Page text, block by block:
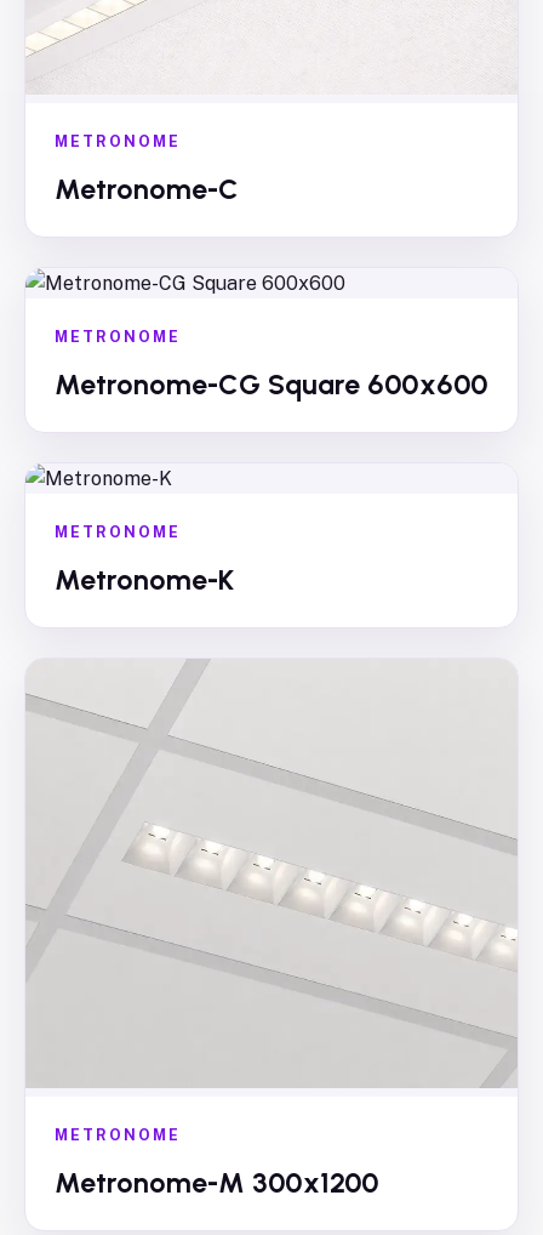
METRONOME
Metronome-C
METRONOME
Metronome-CG Square 600x600
METRONOME
Metronome-K
METRONOME
Metronome-M 300x1200